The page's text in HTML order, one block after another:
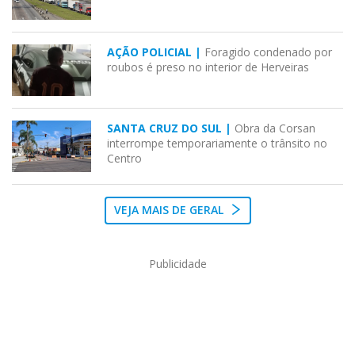
AÇÃO POLICIAL | Foragido condenado por
roubos é preso no interior de Herveiras
SANTA CRUZ DO SUL | Obra da Corsan
interrompe temporariamente o trânsito no
Centro
VEJA MAIS DE GERAL
Publicidade